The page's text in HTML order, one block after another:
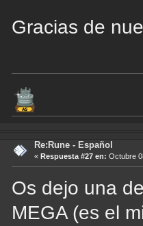
Gracias de
Re:Rune - Español
« Respuesta #27 en: Octubre
Os dejo una
MEGA (es el